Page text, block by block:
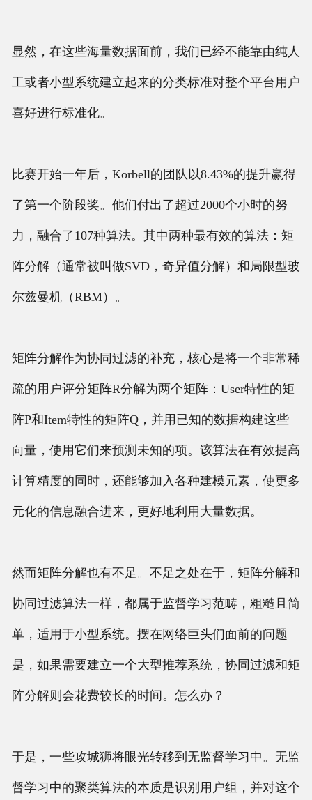
显然，在这些海量数据面前，我们已经不能靠由纯人
工或者小型系统建立起来的分类标准对整个平台用户
喜好进行标准化。
比赛开始一年后，Korbell的团队以8.43%的提升赢得
了第一个阶段奖。他们付出了超过2000个小时的努
力，融合了107种算法。其中两种最有效的算法：矩
阵分解（通常被叫做SVD，奇异值分解）和局限型玻
尔兹曼机（RBM）。
矩阵分解作为协同过滤的补充，核心是将一个非常稀
疏的用户评分矩阵R分解为两个矩阵：User特性的矩
阵P和Item特性的矩阵Q，并用已知的数据构建这些
向量，使用它们来预测未知的项。该算法在有效提高
计算精度的同时，还能够加入各种建模元素，使更多
元化的信息融合进来，更好地利用大量数据。
然而矩阵分解也有不足。不足之处在于，矩阵分解和
协同过滤算法一样，都属于监督学习范畴，粗糙且简
单，适用于小型系统。摆在网络巨头们面前的问题
是，如果需要建立一个大型推荐系统，协同过滤和矩
阵分解则会花费较长的时间。怎么办？
于是，一些攻城狮将眼光转移到无监督学习中。无监
督学习中的聚类算法的本质是识别用户组，并对这个